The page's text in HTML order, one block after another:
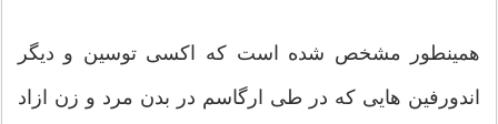
همینطور مشخص شده است که اکسی توسین و دیگر
اندورفین هایی که در طی ارگاسم در بدن مرد و زن ازاد